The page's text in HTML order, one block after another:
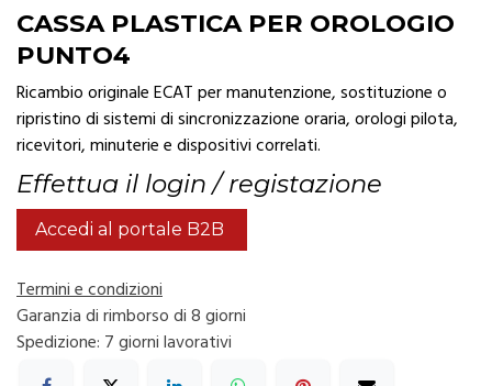
CASSA PLASTICA PER OROLOGIO
PUNTO4
Ricambio originale ECAT per manutenzione, sostituzione o
ripristino di sistemi di sincronizzazione oraria, orologi pilota,
ricevitori, minuterie e dispositivi correlati.
Effettua il login / registazione
Accedi al portale B2B
Termini e condizioni
Garanzia di rimborso di 8 giorni
Spedizione: 7 giorni lavorativi